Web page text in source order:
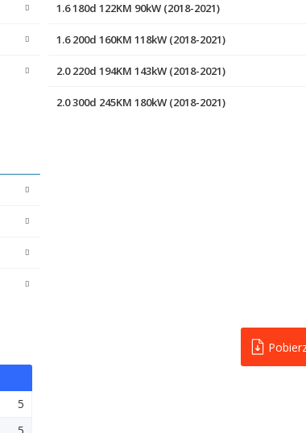
1.6 180d 122KM 90kW (2018-2021)
1.6 200d 160KM 118kW (2018-2021)
2.0 220d 194KM 143kW (2018-2021)
2.0 300d 245KM 180kW (2018-2021)
5